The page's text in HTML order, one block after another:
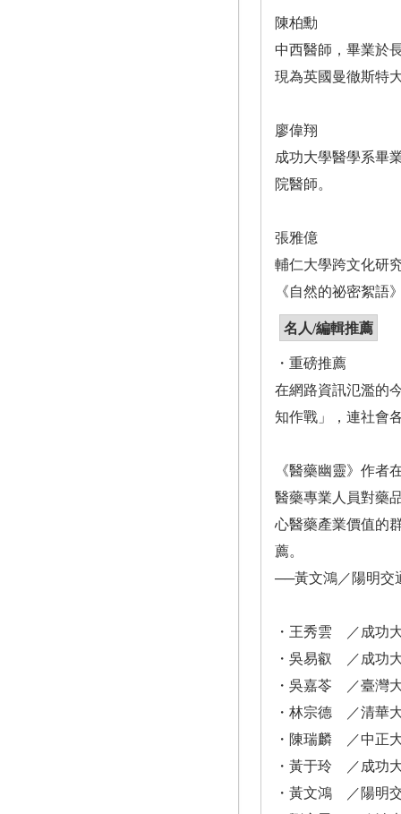
陳柏勳
中西醫師，畢業於
現為英國曼徹斯特
廖偉翔
成功大學醫學系畢
院醫師。
張雅億
輔仁大學跨文化研
《自然的祕密絮語
名人/編輯推薦
・重磅推薦
在網路資訊氾濫的
知作戰」，連社會
《醫藥幽靈》作者
醫藥專業人員對藥
心醫藥產業價值的
薦。
──黃文鴻／陽明交
・王秀雲 ／成功
・吳易叡 ／成功
・吳嘉苓 ／臺灣
・林宗德 ／清華
・陳瑞麟 ／中正
・黃于玲 ／成功
・黃文鴻 ／陽明